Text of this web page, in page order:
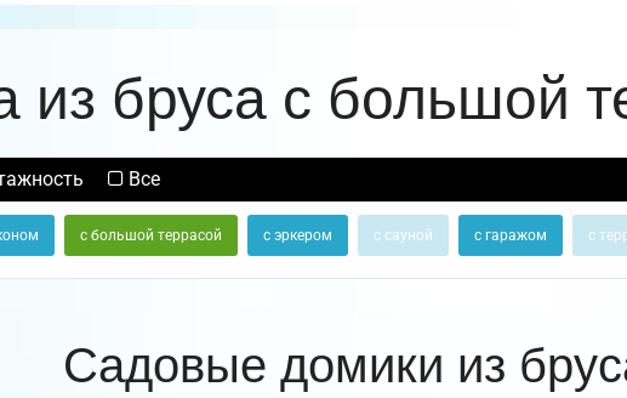
из бруса с большой
Все
с большой террасой с эркером с сауной с гаражом с
Садовые домики из